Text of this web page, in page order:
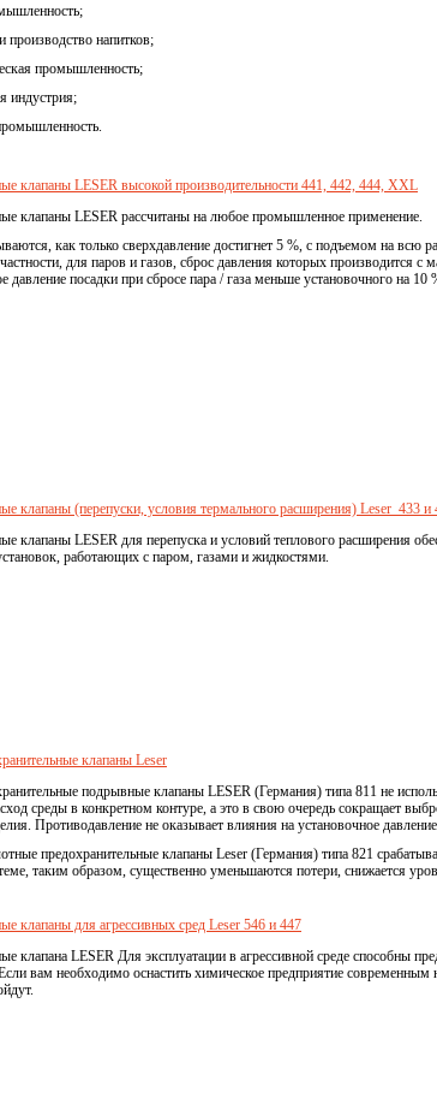
производство напитков;
промышленность;
индустрия;
клапаны LESER высокой производительности 441, 442, 444, XXL
клапаны LESER рассчитаны на любое промышленное применение.
как только сверхдавление достигнет 5 %, с подъемом на всю
для паров и газов, сброс давления которых производится
давление посадки при сбросе пара / газа меньше установочного на 10
клапаны (перепуски, условия термального расширения) Leser 433 и
клапаны LESER для перепуска и условий теплового расширения
работающих с паром, газами и жидкостями.
клапаны Leser
подрывные клапаны LESER (Германия) типа 811 не
среды в конкретном контуре, а это в свою очередь сокращает
Противодавление не оказывает влияния на установочное
предохранительные клапаны Leser (Германия) типа 821
таким образом, существенно уменьшаются потери, снижается
клапаны для агрессивных сред Leser 546 и 447
клапана LESER Для эксплуатации в агрессивной среде способны
вам необходимо оснастить химическое предприятие